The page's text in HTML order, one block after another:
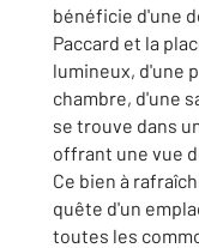
bénéficie d'une
Paccard et la
lumineux, d'une
chambre, d'une
se trouve dans
offrant une vue
Ce bien à
quête d'un
toutes les